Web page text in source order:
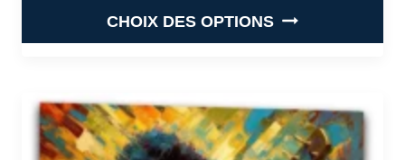
CHOIX DES OPTIONS
a
plusieurs
variations.